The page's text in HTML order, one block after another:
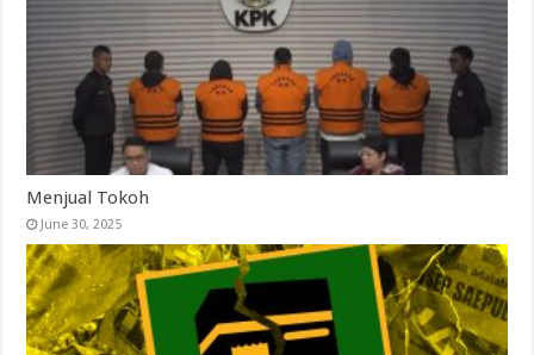
Menjual Tokoh
June 30, 2025